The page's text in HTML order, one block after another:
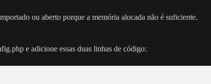
ou aberto porque a memória alocada não é suficiente.
e adicione essas duas linhas de código: